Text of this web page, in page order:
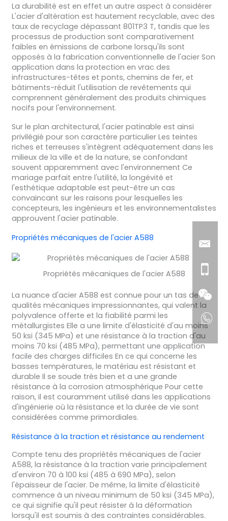
La durabilité est en effet un autre aspect à considérer
L'acier d'altération est hautement recyclable, avec des
taux de recyclage dépassant 801TP3 T, tandis que les
processus de production sont comparativement
faibles en émissions de carbone lorsqu'ils sont
opposés à la fabrication conventionnelle de l'acier Son
application dans la protection en vrac des
infrastructures-têtes et ponts, chemins de fer, et
bâtiments-réduit l'utilisation de revêtements qui
comprennent généralement des produits chimiques
nocifs pour l'environnement.
Sur le plan architectural, l'acier patinable est ainsi
privilégié pour son caractère particulier Les teintes
riches et terreuses s'intègrent adéquatement dans les
milieux de la ville et de la nature, se confondant
souvent apparemment avec l'environnement Ce
mariage parfait entre l'utilité, la longévité et
l'esthétique adaptable est peut-être un cas
convaincant sur les raisons pour lesquelles les
concepteurs, les ingénieurs et les environnementalistes
approuvent l'acier patinable.
Propriétés mécaniques de l'acier A588
Propriétés mécaniques de l'acier A588
La nuance d'acier A588 est connue pour un tas de
qualités mécaniques impressionnantes, qui valent la
polyvalence offerte et la fiabilité parmi les
métallurgistes Elle a une limite d'élasticité d'au moins
50 ksi (345 MPa) et une résistance à la traction d'au
moins 70 ksi (485 MPa), permettant une application
facile des charges difficiles En ce qui concerne les
basses températures, le matériau est résistant et
durable Il se soude très bien et a une grande
résistance à la corrosion atmosphérique Pour cette
raison, il est couramment utilisé dans les applications
d'ingénierie où la résistance et la durée de vie sont
considérées comme primordiales.
Résistance à la traction et résistance au rendement
Compte tenu des propriétés mécaniques de l'acier
A588, la résistance à la traction varie principalement
d'environ 70 à 100 ksi (485 à 690 MPa), selon
l'épaisseur de l'acier. De même, la limite d'élasticité
commence à un niveau minimum de 50 ksi (345 MPa),
ce qui signifie qu'il peut résister à la déformation
lorsqu'il est soumis à des contraintes considérables.